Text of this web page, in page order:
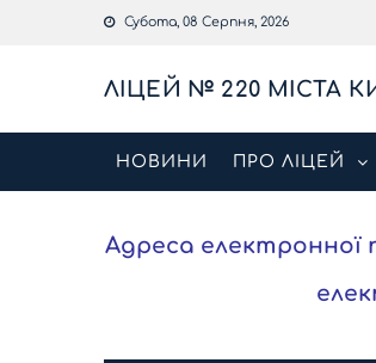
Субота, 08 Серпня, 2026
ЛІЦЕЙ № 220 МІСТА
НОВИНИ ПРО ЛІЦЕЙ
Адреса електронної